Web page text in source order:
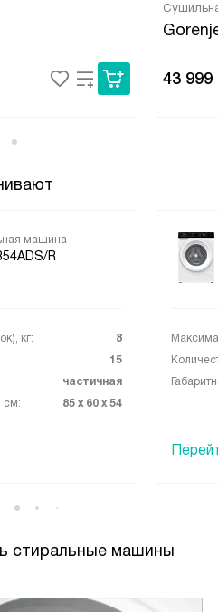
43 999
машина
R
кг:
8
15
частичная
см:
85 х 60 х 54
стиральные машины